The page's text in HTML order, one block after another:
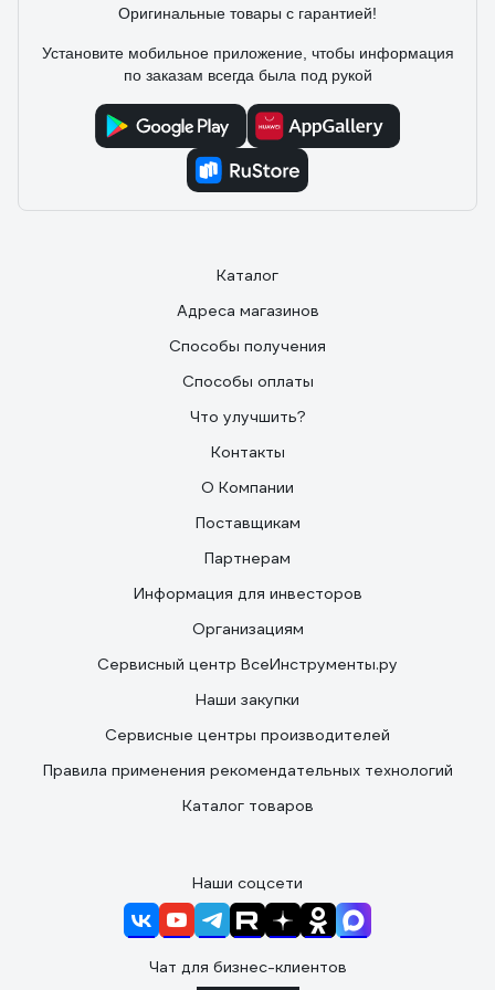
Оригинальные товары с гарантией!
Установите мобильное приложение, чтобы информация
по заказам всегда была под рукой
Каталог
Адреса магазинов
Способы получения
Способы оплаты
Что улучшить?
Контакты
О Компании
Поставщикам
Партнерам
Информация для инвесторов
Организациям
Сервисный центр ВсеИнструменты.ру
Наши закупки
Сервисные центры производителей
Правила применения рекомендательных технологий
Каталог товаров
Наши соцсети
Чат для бизнес-клиентов